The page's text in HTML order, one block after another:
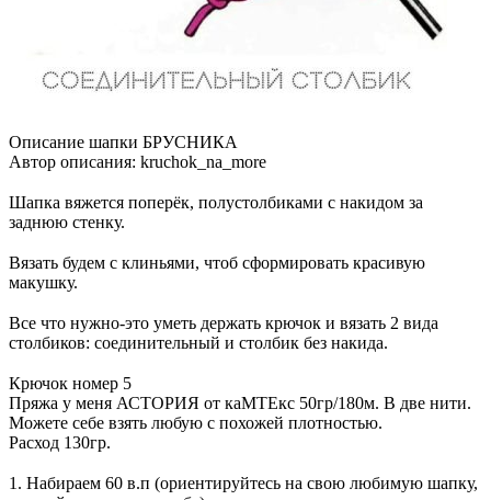
Описание шапки БРУСНИКА
Автор описания: kruchok_na_more
Шапка вяжется поперёк, полустолбиками с накидом за
заднюю стенку.
Вязать будем с клиньями, чтоб сформировать красивую
макушку.
Все что нужно-это уметь держать крючок и вязать 2 вида
столбиков: соединительный и столбик без накида.
Крючок номер 5
Пряжа у меня АСТОРИЯ от каМТЕкс 50гр/180м. В две нити.
Можете себе взять любую с похожей плотностью.
Расход 130гр.
1. Набираем 60 в.п (ориентируйтесь на свою любимую шапку,